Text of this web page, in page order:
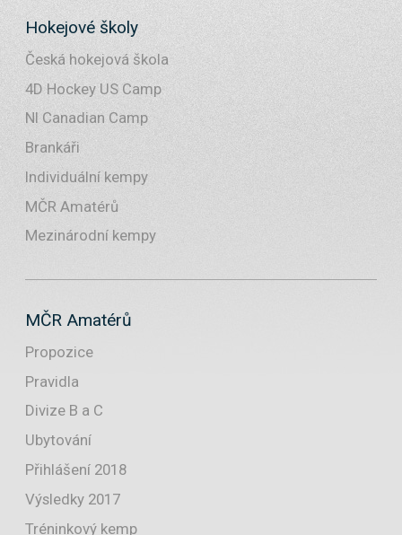
Hokejové školy
Česká hokejová škola
4D Hockey US Camp
NI Canadian Camp
Brankáři
Individuální kempy
MČR Amatérů
Mezinárodní kempy
MČR Amatérů
Propozice
Pravidla
Divize B a C
Ubytování
Přihlášení 2018
Výsledky 2017
Tréninkový kemp